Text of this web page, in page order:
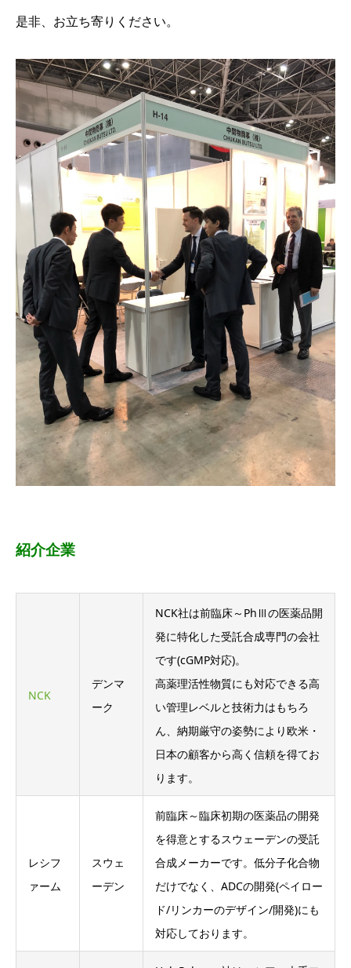
是非、お立ち寄りください。
紹介企業
NCK
デンマ
ーク
NCK社は前臨床～PhⅢの医薬品開
発に特化した受託合成専門の会社
です(cGMP対応)。
高薬理活性物質にも対応できる高
い管理レベルと技術力はもちろ
ん、納期厳守の姿勢により欧米・
日本の顧客から高く信頼を得てお
ります。
レシフ
ァーム
スウェ
ーデン
前臨床～臨床初期の医薬品の開発
を得意とするスウェーデンの受託
合成メーカーです。低分子化合物
だけでなく、ADCの開発(ペイロー
ド/リンカーのデザイン/開発)にも
対応しております。